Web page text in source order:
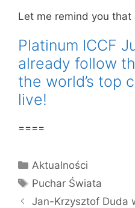
Let me remind you that
Platinum ICCF
already follow
the world’s top
live!
====
Kategorie
Aktualności
Tagi
Puchar Świata
Jan-Krzysztof Duda